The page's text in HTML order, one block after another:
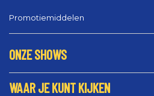
Promotiemiddelen
ONZE SHOWS
WAAR JE KUNT KIJKEN